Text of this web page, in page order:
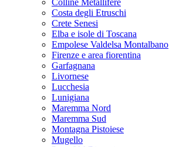
Colline Metallifere
Costa degli Etruschi
Crete Senesi
Elba e isole di Toscana
Empolese Valdelsa Montalbano
Firenze e area fiorentina
Garfagnana
Livornese
Lucchesia
Lunigiana
Maremma Nord
Maremma Sud
Montagna Pistoiese
Mugello